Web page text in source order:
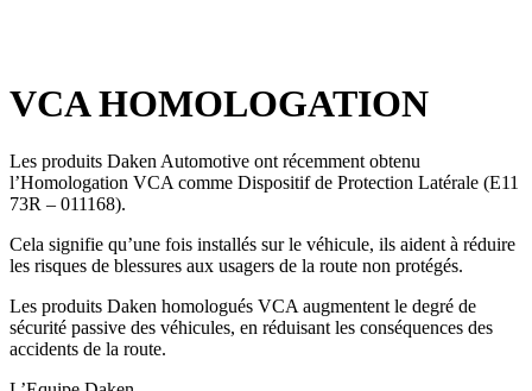
VCA HOMOLOGATION
Les produits Daken Automotive ont récemment obtenu
l’Homologation VCA comme Dispositif de Protection Latérale (E11
73R – 011168).
Cela signifie qu’une fois installés sur le véhicule, ils aident à réduire
les risques de blessures aux usagers de la route non protégés.
Les produits Daken homologués VCA augmentent le degré de
sécurité passive des véhicules, en réduisant les conséquences des
accidents de la route.